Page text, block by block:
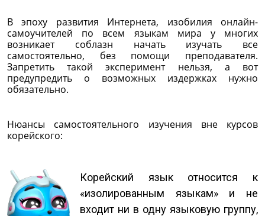
В эпоху развития Интернета, изобилия онлайн-
самоучителей по всем языкам мира у многих
возникает соблазн начать изучать все
самостоятельно, без помощи преподавателя.
Запретить такой эксперимент нельзя, а вот
предупредить о возможных издержках нужно
обязательно.
Нюансы самостоятельного изучения вне курсов
корейского:
Корейский язык относится к
«изолированным языкам» и не
входит ни в одну языковую группу,